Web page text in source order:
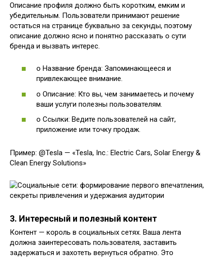
Описание профиля должно быть коротким, емким и
убедительным. Пользователи принимают решение
остаться на странице буквально за секунды, поэтому
описание должно ясно и понятно рассказать о сути
бренда и вызвать интерес.
o Название бренда: Запоминающееся и
привлекающее внимание.
o Описание: Кто вы, чем занимаетесь и почему
ваши услуги полезны пользователям.
o Ссылки: Ведите пользователей на сайт,
приложение или точку продаж.
Пример: @Tesla — «Tesla, Inc.: Electric Cars, Solar Energy &
Clean Energy Solutions»
3. Интересный и полезный контент
Контент — король в социальных сетях. Ваша лента
должна заинтересовать пользователя, заставить
задержаться и захотеть вернуться обратно. Это